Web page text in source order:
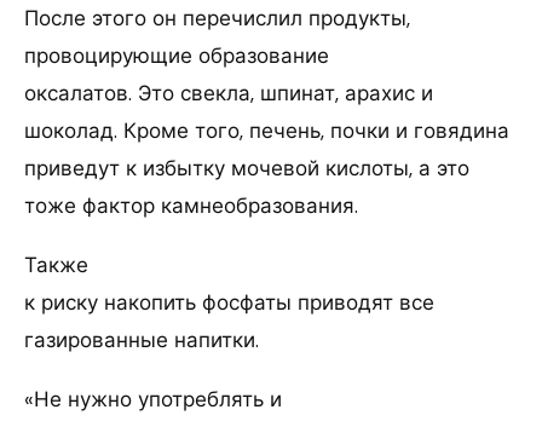
После этого он перечислил продукты,
провоцирующие образование
оксалатов. Это свекла, шпинат, арахис и
шоколад. Кроме того, печень, почки и говядина
приведут к избытку мочевой кислоты, а это
тоже фактор камнеобразования.
Также
к риску накопить фосфаты приводят все
газированные напитки.
«Не нужно употреблять и